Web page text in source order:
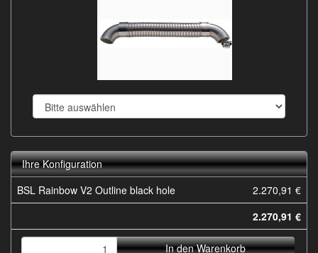
Ihre Konfiguration
BSL Rainbow V2 Outline black hole
2.270,91 €
2.270,91 €
In den Warenkorb